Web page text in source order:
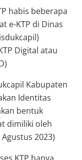
habis beberapa
e-KTP di Dinas
Digital atau
Kabupaten
Identitas
bentuk
dimiliki oleh
2023)